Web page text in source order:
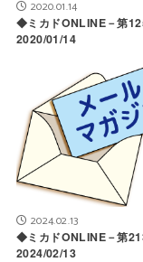
2020.01.14
◆ミカドONLINE－第
2020/01/14
2024.02.13
◆ミカドONLINE－第
2024/02/13